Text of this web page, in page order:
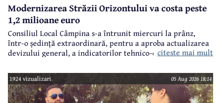
Modernizarea Străzii Orizontului va costa peste
1,2 milioane euro
Consiliul Local Câmpina s-a întrunit miercuri la prânz,
într-o ședință extraordinară, pentru a aproba actualizarea
devizului general, a indicatorilor tehnico-economici și a
realizarea modernizării Străzii Orizontului, obiectiv
finanțat prin Programul Național de Investiții ”Anghel
Saligny”.
citeste mai mult
1924 vizualizari 05 Aug 2026 18:14